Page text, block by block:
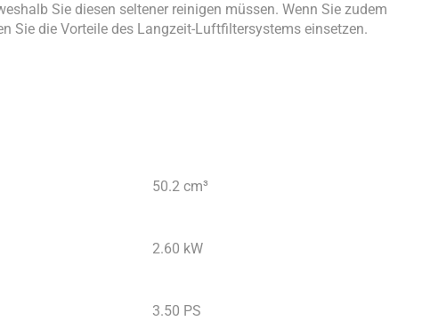
Sie diesen seltener reinigen müssen. Wenn Sie zudem
Sie die Vorteile des Langzeit-Luftfiltersystems einsetzen.
50.2 cm³
2.60 kW
3.50 PS